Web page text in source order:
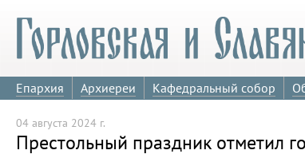
Епархия Архиереи Кафедральный собор
04 августа 2024 г.
Престольный праздник отметил